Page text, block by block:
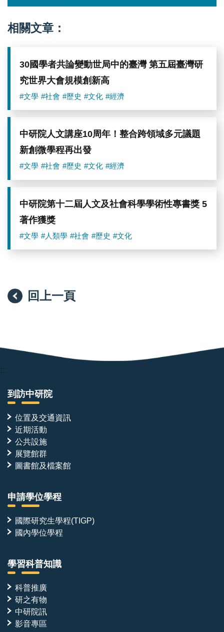
相關文章：
30國學者共論變動世局中的臺灣 第五屆臺灣研
究世界大會規模創新高
#文學 #社會 #歷史 #文化 #經濟
中研院人文講座10周年！整合跨領域多元議題
新創微學程再出發
#文學 #社會 #歷史 #文化 #經濟
中研院第十二屆人文及社會科學學術性專書獎 5
著作獲獎
#文學 #人類學 #社會 #歷史 #文化
回上一頁
:::
到訪中研院
位置及交通資訊
近期活動
公共設施
展覽館群
圖書館及檔案館
申請學位學程
國際研究生學程(TIGP)
國內學位學程
學習科普知識
科普推廣
研之有物
中研院訊
影音專區